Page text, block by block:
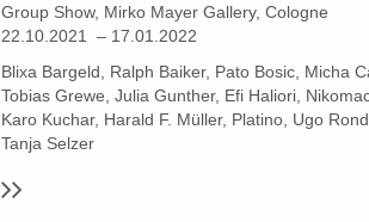
Group Show, Mirko Mayer Gallery, Cologne
22.10.2021 – 17.01.2022
Blixa Bargeld, Ralph Baiker, Pato Bosic, Micha
Tobias Grewe, Julia Gunther, Efi Haliori,
Karo Kuchar, Harald F. Müller, Platino, Ugo
Tanja Selzer